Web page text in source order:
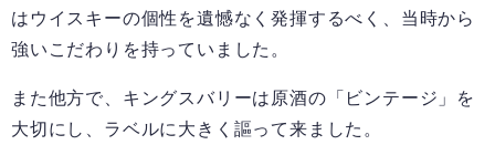
はウイスキーの個性を遺憾なく発揮するべく、当時から
強いこだわりを持っていました。
また他方で、キングスバリーは原酒の「ビンテージ」を
大切にし、ラベルに大きく謳って来ました。